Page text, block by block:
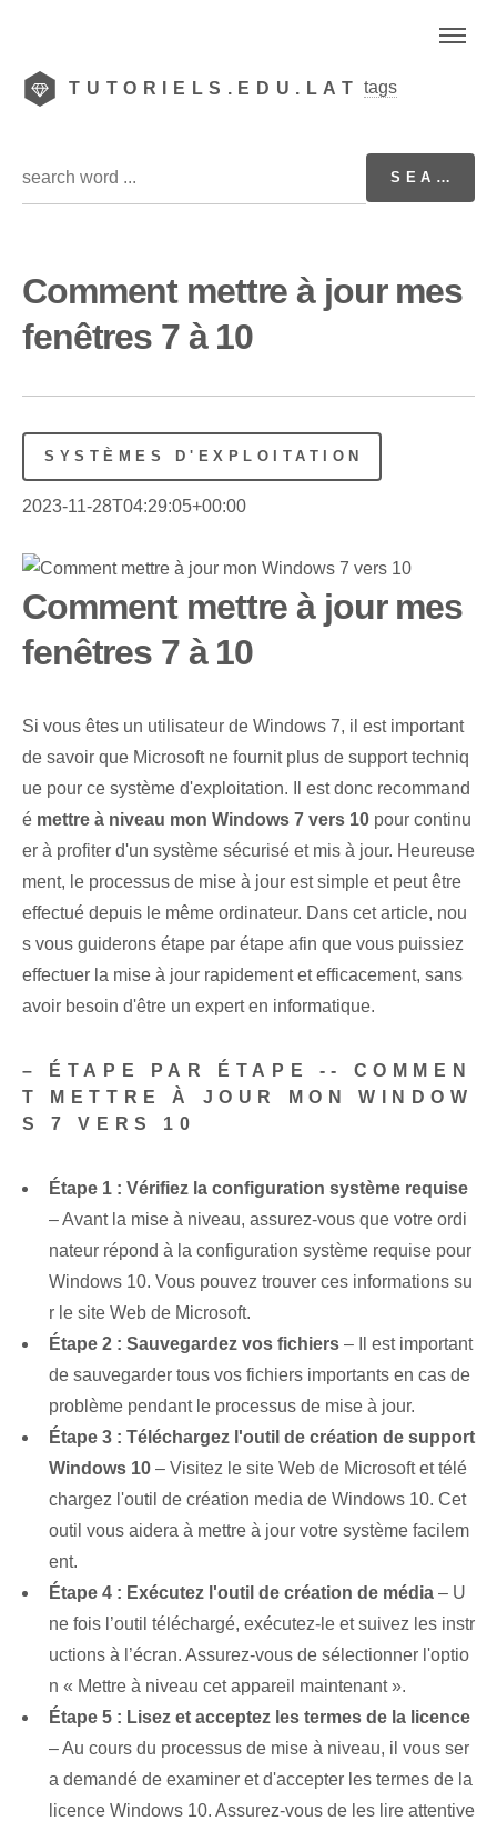
TUTORIELS.EDU.LAT tags
Comment mettre à jour mes
fenêtres 7 à 10
SYSTÈMES D'EXPLOITATION
2023-11-28T04:29:05+00:00
Comment mettre à jour mes
fenêtres 7 à 10
Si vous êtes un utilisateur de Windows 7, il est important
de savoir que Microsoft ne fournit plus de support techniq
ue pour ce système d'exploitation. Il est donc recommand
é mettre à niveau mon Windows 7 vers 10 pour continu
er à profiter d'un système sécurisé et mis à jour. Heureuse
ment, le processus de mise à jour est simple et peut être
effectué depuis le même ordinateur. Dans cet article, nou
s vous guiderons étape par étape afin que vous puissiez
effectuer la mise à jour rapidement et efficacement, sans
avoir besoin d'être un expert en informatique.
– ÉTAPE PAR ÉTAPE -- COMMEN
T METTRE À JOUR MON WINDOW
S 7 VERS 10
Étape 1 : Vérifiez la configuration système requise
– ‌Avant la mise à niveau, assurez-vous que votre ordi
nateur répond à la configuration système requise pour
Windows 10.‍ Vous pouvez trouver ces informations su
r le site Web de Microsoft.
Étape 2 : Sauvegardez vos fichiers – Il est important
de sauvegarder tous vos fichiers importants en cas de
problème pendant le processus de mise à jour.
Étape 3 : Téléchargez l'outil de création de support
Windows 10 – ⁢Visitez le site Web de Microsoft et télé
chargez l'outil de création ‌media‌ de Windows 10. Cet
outil vous aidera à mettre à jour votre système facilem
ent.
Étape 4 : Exécutez l'outil de création de média – U
ne fois l’outil téléchargé, exécutez-le et suivez les instr
uctions à l’écran. Assurez-vous de sélectionner l'optio
n « Mettre à niveau cet appareil maintenant ».
Étape 5 : Lisez et acceptez les termes de la licence
– Au cours du ‌processus de mise à niveau, il vous ser
a demandé de ⁢examiner⁤ et d'accepter les termes de la
licence Windows ⁤10.⁤ Assurez-vous de les lire attentive